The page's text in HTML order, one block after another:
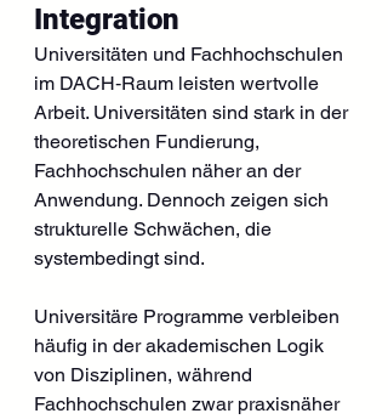
Integration
Universitäten und Fachhochschulen
im DACH‑Raum leisten wertvolle
Arbeit. Universitäten sind stark in der
theoretischen Fundierung,
Fachhochschulen näher an der
Anwendung. Dennoch zeigen sich
strukturelle Schwächen, die
systembedingt sind.
Universitäre Programme verbleiben
häufig in der akademischen Logik
von Disziplinen, während
Fachhochschulen zwar praxisnäher